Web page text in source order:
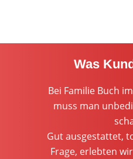
Was
Bei Familie Buch
muss man
Gut ausgestattet,
Frage, erlebten